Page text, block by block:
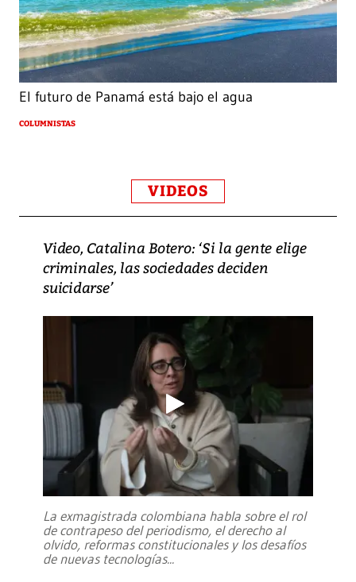
El futuro de Panamá está bajo el agua
COLUMNISTAS
VIDEOS
Video, Catalina Botero: ‘Si la gente elige
criminales, las sociedades deciden
suicidarse’
La exmagistrada colombiana habla sobre el rol
de contrapeso del periodismo, el derecho al
olvido, reformas constitucionales y los desafíos
de nuevas tecnologías...